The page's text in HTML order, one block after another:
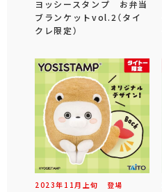
ヨッシースタンプ お弁当
ブランケットvol.2（タイ
クレ限定）
2023年 11 月 上旬 登場